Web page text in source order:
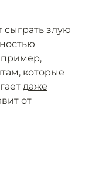
сыграть злую
которые
даже
от